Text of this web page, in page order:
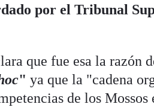
por el Tribunal
que fue esa la razón
"ya que la "cadena
de los Mossos